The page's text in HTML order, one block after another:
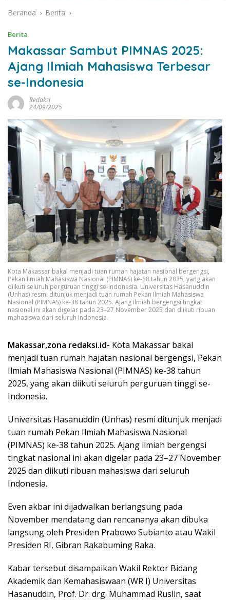
Beranda Berita
Berita
Makassar Sambut PIMNAS 2025:
Ajang Ilmiah Mahasiswa Terbesar
se-Indonesia
Redaksi
24/09/2025
Kota Makassar bakal menjadi tuan rumah hajatan nasional bergengsi,
Pekan Ilmiah Mahasiswa Nasional (PIMNAS) ke-38 tahun 2025, yang akan
diikuti seluruh perguruan tinggi se-Indonesia. Universitas Hasanuddin
(Unhas) resmi ditunjuk menjadi tuan rumah Pekan Ilmiah Mahasiswa
Nasional (PIMNAS) ke-38 tahun 2025. Ajang ilmiah bergengsi tingkat
nasional ini akan digelar pada 23–27 November 2025 dan diikuti ribuan
mahasiswa dari seluruh Indonesia.
Makassar,zona redaksi.id- Kota Makassar bakal
menjadi tuan rumah hajatan nasional bergengsi, Pekan
Ilmiah Mahasiswa Nasional (PIMNAS) ke-38 tahun
2025, yang akan diikuti seluruh perguruan tinggi se-
Indonesia.
Universitas Hasanuddin (Unhas) resmi ditunjuk menjadi
tuan rumah Pekan Ilmiah Mahasiswa Nasional
(PIMNAS) ke-38 tahun 2025. Ajang ilmiah bergengsi
tingkat nasional ini akan digelar pada 23–27 November
2025 dan diikuti ribuan mahasiswa dari seluruh
Indonesia.
Even akbar ini dijadwalkan berlangsung pada
November mendatang dan rencananya akan dibuka
langsung oleh Presiden Prabowo Subianto atau Wakil
Presiden RI, Gibran Rakabuming Raka.
Kabar tersebut disampaikan Wakil Rektor Bidang
Akademik dan Kemahasiswaan (WR I) Universitas
Hasanuddin, Prof. Dr. drg. Muhammad Ruslin, saat